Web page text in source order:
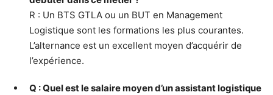
R : Un BTS GTLA ou un BUT en Management
Logistique sont les formations les plus courantes.
L’alternance est un excellent moyen d’acquérir de
l’expérience.
Q : Quel est le salaire moyen d’un assistant logistique